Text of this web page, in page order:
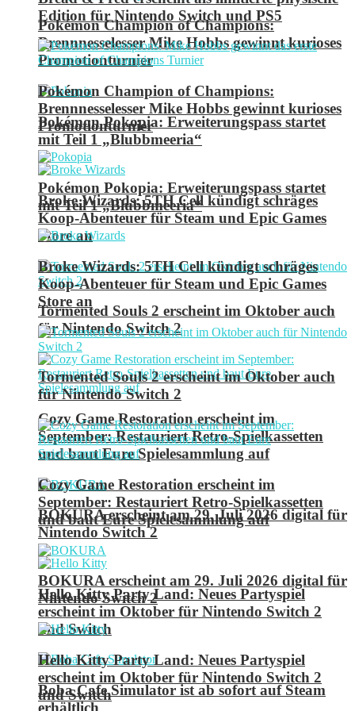
Pokémon Champion of Champions:
Brennnesselesser Mike Hobbs gewinnt kurioses
Promotionturnier
Pokémon Pokopia: Erweiterungspass startet
mit Teil 1 „Blubbmeeria“
Broke Wizards: 5TH Cell kündigt schräges
Koop-Abenteuer für Steam und Epic Games
Store an
Tormented Souls 2 erscheint im Oktober auch
für Nintendo Switch 2
Cozy Game Restoration erscheint im
September: Restauriert Retro-Spielkassetten
und baut Eure Spielesammlung auf
BOKURA erscheint am 29. Juli 2026 digital für
Nintendo Switch 2
Hello Kitty Party Land: Neues Partyspiel
erscheint im Oktober für Nintendo Switch 2
und Switch
Boba Cafe Simulator ist ab sofort auf Steam
erhältlich
Edition für Nintendo Switch und PS5
Pokémon Champion of Champions:
Brennnesselesser Mike Hobbs gewinnt kurioses
Promotionturnier
Pokémon Pokopia: Erweiterungspass startet
mit Teil 1 „Blubbmeeria“
Broke Wizards: 5TH Cell kündigt schräges
Koop-Abenteuer für Steam und Epic Games
Store an
Tormented Souls 2 erscheint im Oktober auch
für Nintendo Switch 2
Cozy Game Restoration erscheint im
September: Restauriert Retro-Spielkassetten
und baut Eure Spielesammlung auf
BOKURA erscheint am 29. Juli 2026 digital für
Nintendo Switch 2
Hello Kitty Party Land: Neues Partyspiel
erscheint im Oktober für Nintendo Switch 2
und Switch